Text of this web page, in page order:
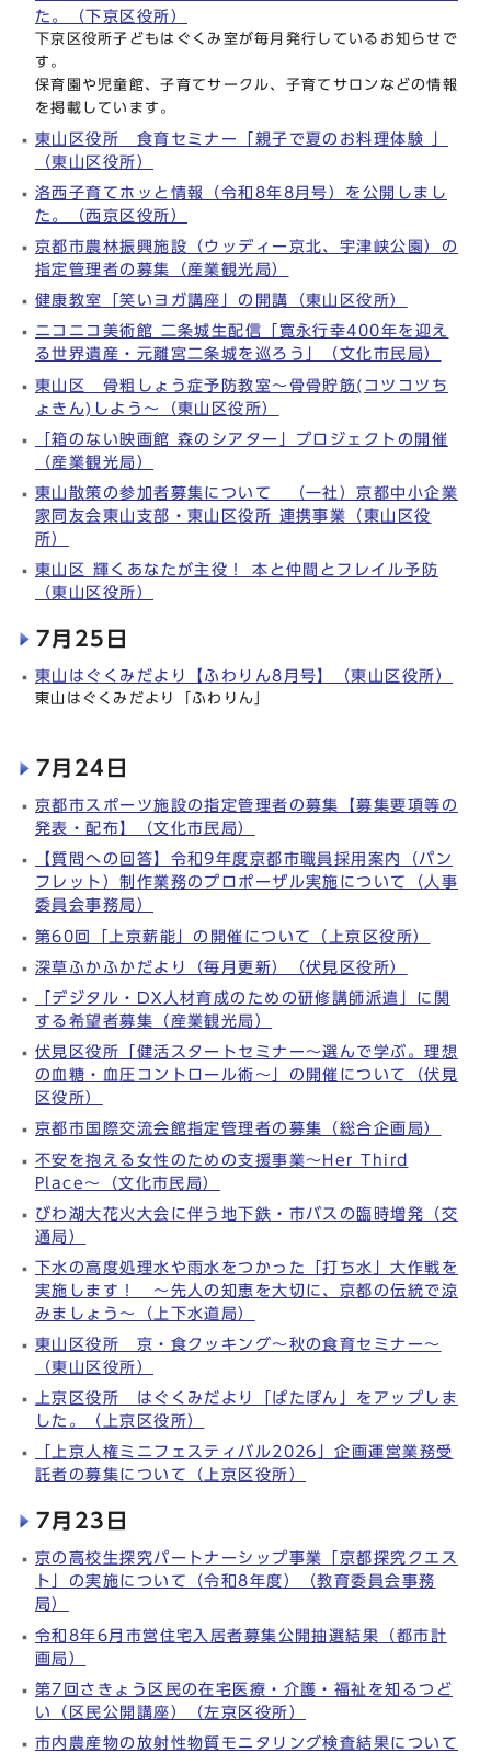
た。（下京区役所）
下京区役所子どもはぐくみ室が毎月発行しているお知らせで
す。
保育園や児童館、子育てサークル、子育てサロンなどの情報
を掲載しています。
東山区役所 食育セミナー「親子で夏のお料理体験 」
（東山区役所）
洛西子育てホッと情報（令和8年8月号）を公開しまし
た。（西京区役所）
京都市農林振興施設（ウッディー京北、宇津峡公園）の
指定管理者の募集（産業観光局）
健康教室「笑いヨガ講座」の開講（東山区役所）
ニコニコ美術館 二条城生配信「寛永行幸400年を迎え
る世界遺産・元離宮二条城を巡ろう」（文化市民局）
東山区 骨粗しょう症予防教室～骨骨貯筋(コツコツち
ょきん)しよう～（東山区役所）
「箱のない映画館 森のシアター」プロジェクトの開催
（産業観光局）
東山散策の参加者募集について （一社）京都中小企業
家同友会東山支部・東山区役所 連携事業（東山区役
所）
東山区 輝くあなたが主役！ 本と仲間とフレイル予防
（東山区役所）
7月25日
東山はぐくみだより【ふわりん8月号】（東山区役所）
東山はぐくみだより「ふわりん」
7月24日
京都市スポーツ施設の指定管理者の募集【募集要項等の
発表・配布】（文化市民局）
【質問への回答】令和9年度京都市職員採用案内（パン
フレット）制作業務のプロポーザル実施について（人事
委員会事務局）
第60回「上京薪能」の開催について（上京区役所）
深草ふかふかだより（毎月更新）（伏見区役所）
「デジタル・DX人材育成のための研修講師派遣」に関
する希望者募集（産業観光局）
伏見区役所「健活スタートセミナー～選んで学ぶ。理想
の血糖・血圧コントロール術～」の開催について（伏見
区役所）
京都市国際交流会館指定管理者の募集（総合企画局）
不安を抱える女性のための支援事業～Her Third
Place～（文化市民局）
びわ湖大花火大会に伴う地下鉄・市バスの臨時増発（交
通局）
下水の高度処理水や雨水をつかった「打ち水」大作戦を
実施します！ ～先人の知恵を大切に、京都の伝統で涼
みましょう～（上下水道局）
東山区役所 京・食クッキング～秋の食育セミナー～
（東山区役所）
上京区役所 はぐくみだより「ぱたぽん」をアップしま
した。（上京区役所）
「上京人権ミニフェスティバル2026」企画運営業務受
託者の募集について（上京区役所）
7月23日
京の高校生探究パートナーシップ事業「京都探究クエス
ト」の実施について（令和8年度）（教育委員会事務
局）
令和8年6月市営住宅入居者募集公開抽選結果（都市計
画局）
第7回さきょう区民の在宅医療・介護・福祉を知るつど
い（区民公開講座）（左京区役所）
市内農産物の放射性物質モニタリング検査結果について